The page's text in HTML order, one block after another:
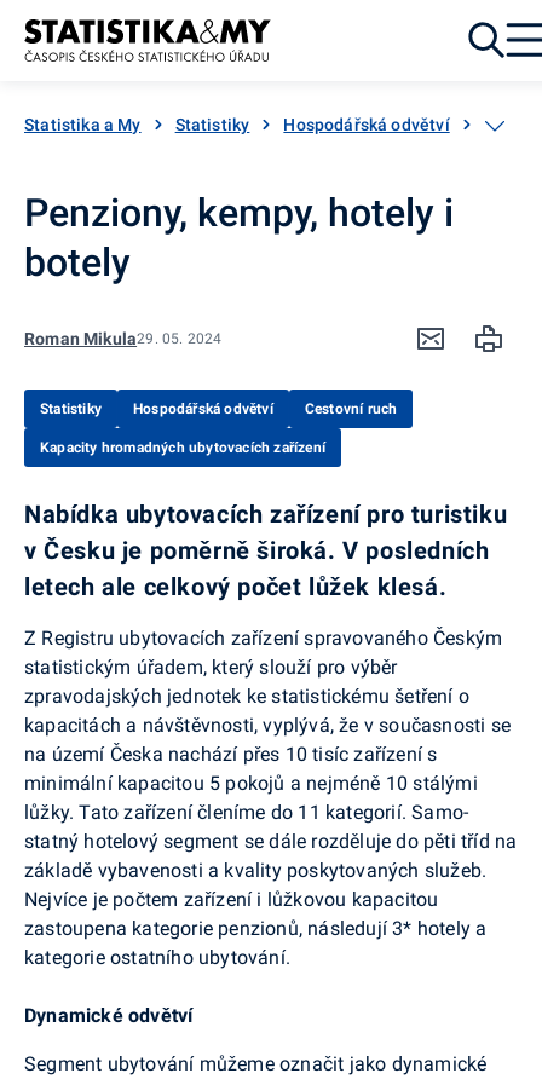
Přejít k obsahu
Statistika a My Statistiky Hospodářská odvětví
Penziony, kempy, hotely i
botely
Roman Mikula29. 05. 2024
Statistiky Hospodářská odvětví Cestovní ruch
Kapacity hromadných ubytovacích zařízení
Nabídka ubytovacích zařízení pro turistiku
v Česku je poměrně široká. V posledních
letech ale celkový počet lůžek klesá.
Z Registru ubytovacích zařízení spravovaného Čes­kým
statistickým úřadem, který slouží pro výběr
zpravodajských jednotek ke statistickému šetření o
kapacitách a návštěvnosti, vyplývá, že v součas­nosti se
na území Česka nachází přes 10 tisíc zařízení s
minimální kapacitou 5 pokojů a nejméně 10 stálými
lůžky. Tato zařízení členíme do 11 kategorií. Samo­
statný hotelový segment se dále rozděluje do pěti tříd na
základě vybavenosti a kvality poskytovaných slu­žeb.
Nejvíce je počtem zařízení i lůžkovou kapacitou
zastoupena kategorie penzionů, následují 3* hotely a
kategorie ostatního ubytování.
Dynamické odvětví
Segment ubytování můžeme označit jako dynamické